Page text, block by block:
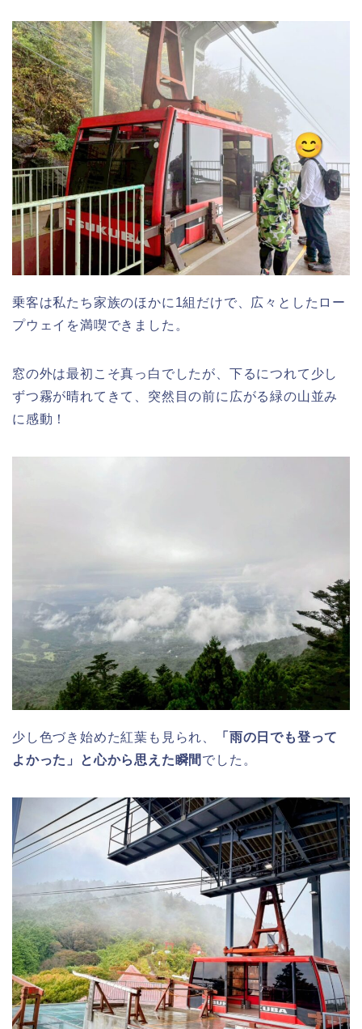
乗客は私たち家族のほかに1組だけで、広々としたロー
プウェイを満喫できました。
窓の外は最初こそ真っ白でしたが、下るにつれて少し
ずつ霧が晴れてきて、突然目の前に広がる緑の山並み
に感動！
少し色づき始めた紅葉も見られ、
「雨の日でも登って
よかった」と心から思えた瞬間 でした。